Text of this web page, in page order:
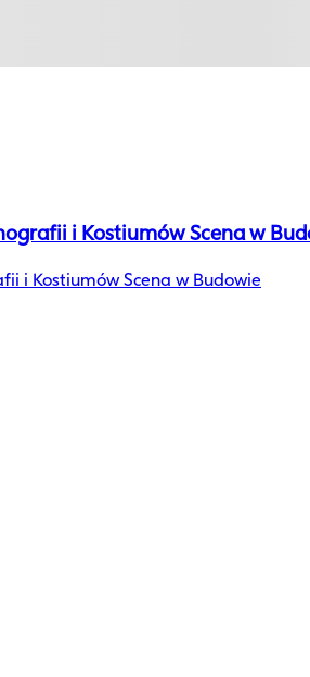
i Kostiumów Scena w
i Kostiumów Scena w Budowie